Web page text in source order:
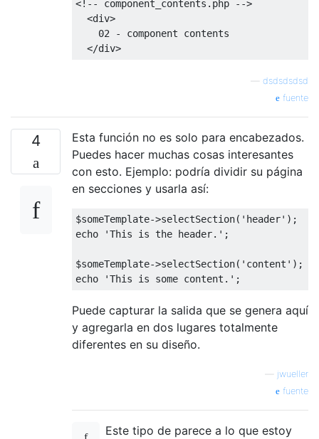
    $lvs_html
    include
( "component_contents.php"
    $lvs_html
//---------------------------------
function gf_component_assembler__with_ob
{
    $lvs_html
"<div>01 - component
        ob_start
();
    $lvs_html
.= ob_get_clean ();
return $lvs_html ;
//---------------------------------
?>
<!-- component_contents.php -->
<div>
    02 - component contents
</div>
dsdsdsdsd
fuente
4
Esta función no es solo para encabezados.
Puedes hacer muchas cosas interesantes
con esto. Ejemplo: podría dividir su página
en secciones y usarla así:
$someTemplate->selectSection( 'header' );
echo
'This is the header.' ;
$someTemplate->selectSection( 'content' );
echo
'This is some content.' ;
Puede capturar la salida que se genera aquí
y agregarla en dos lugares totalmente
diferentes en su diseño.
jwueller
fuente
Este tipo de parece a lo que estoy